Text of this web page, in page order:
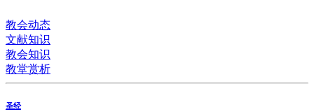
教会动态
文献知识
教会知识
教堂赏析
圣经